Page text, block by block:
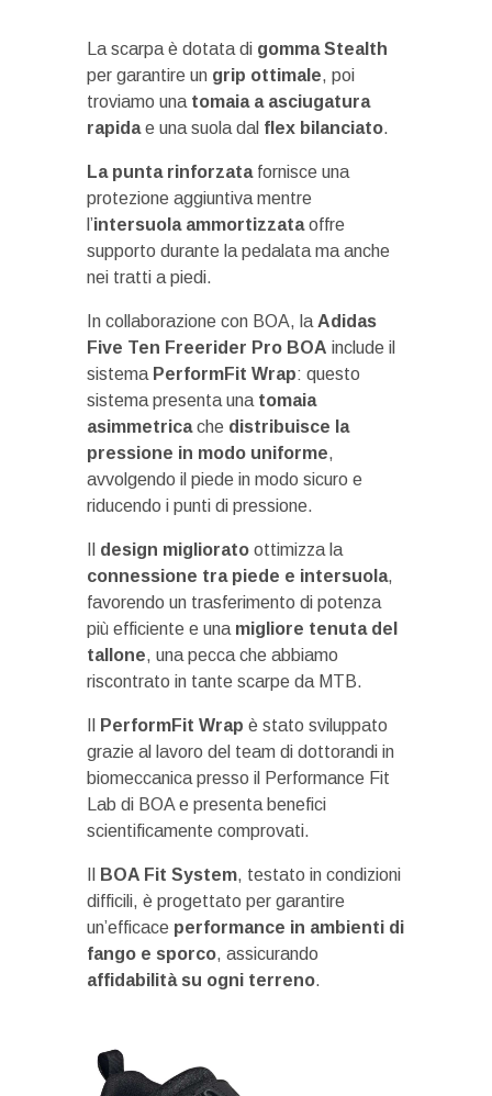
La scarpa è dotata di gomma Stealth
per garantire un grip ottimale, poi
troviamo una tomaia a asciugatura
rapidae una suola dal flex bilanciato.
La punta rinforzatafornisce una
protezione aggiuntiva mentre
l’intersuola ammortizzataoffre
supporto durante la pedalata ma anche
nei tratti a piedi.
In collaborazione con BOA, la Adidas
Five Ten Freerider Pro BOA include il
sistema PerformFit Wrap: questo
sistema presenta una tomaia
asimmetricache distribuisce la
pressione in modo uniforme,
avvolgendo il piede in modo sicuro e
riducendo i punti di pressione.
design migliorato ottimizza la
connessione tra piede e intersuola,
favorendo un trasferimento di potenza
più efficiente e una migliore tenuta del
tallone, una pecca che abbiamo
riscontrato in tante scarpe da MTB.
PerformFit Wrap è stato sviluppato
grazie al lavoro del team di dottorandi in
biomeccanica presso il Performance Fit
Lab di BOA e presenta benefici
scientificamente comprovati.
BOA Fit System, testato in condizioni
difficili, è progettato per garantire
un’efficace performance in ambienti di
fango e sporco, assicurando
affidabilità su ogni terreno.